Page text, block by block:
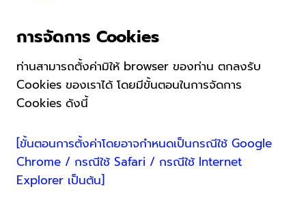
การจัดการ Cookies
ท่านสามารถตั้งค่ามิให้ browser ของท่าน ตกลงรับ
Cookies ของเราได้ โดยมีขั้นตอนในการจัดการ
Cookies ดังนี้
[ขั้นตอนการตั้งค่าโดยอาจกำหนดเป็นกรณีใช้ Google
Chrome / กรณีใช้ Safari / กรณีใช้ Internet
Explorer เป็นต้น]